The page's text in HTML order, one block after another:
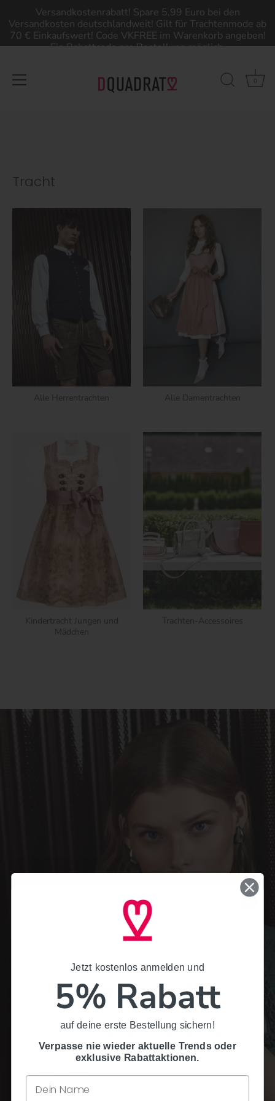
Versandkostenrabatt! Spare 5,99 Euro bei den
Versandkosten deutschlandweit! Gilt für Trachtenmode ab
70 € Einkaufswert! Code VKFREE im Warenkorb angeben!
Ein Rabattcode pro Bestellung möglich.
0
Tracht
Alle Herrentrachten Alle Damentrachten
Kindertracht Jungen und
Mädchen
Trachten-Accessoires
Jetzt kostenlos anmelden und
5% Rabatt
Rabattaktionen.
Jetzt kostenlos anmelden und
5% Rabatt
auf deine erste Bestellung sichern!
Verpasse nie wieder aktuelle Trends oder
exklusive Rabattaktionen.